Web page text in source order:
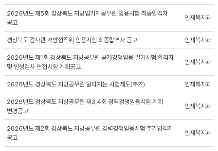
2026년도 제5회 경상북도 지방임기제공무원 임용시험 최종합격자
공고
인재복지과
경상북도 감사관 개방형직위 임용시험 최종합격자 공고 인재복지과
2026년도 제1회 경상북도 지방공무원 공개경쟁임용 필기시험 합격자
및 인성검사·면접시험 계획공고
인재복지과
2026년도 경상북도 지방공무원 달라지는 시험제도(추가) 인재복지과
2026년도 경상북도 지방공무원 제3,4회 경력경쟁임용시험 계획
변경공고
인재복지과
2026년도 제2회 경상북도 지방공무원 경력경쟁임용시험 추가합격자
공고
인재복지과